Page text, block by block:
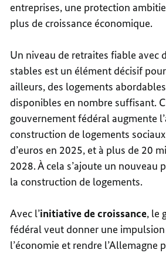
entreprises, une protection
plus de croissance économique.
Un niveau de retraites fiable avec
stables est un élément décisif
ailleurs, des logements
disponibles en nombre suffisant.
gouvernement fédéral augmente
construction de logements
d’euros en 2025, et à plus de 20
2028. À cela s’ajoute un nouveau
la construction de logements.
Avec l’initiative de croissance, le
fédéral veut donner une
l’économie et rendre l’Allemagne